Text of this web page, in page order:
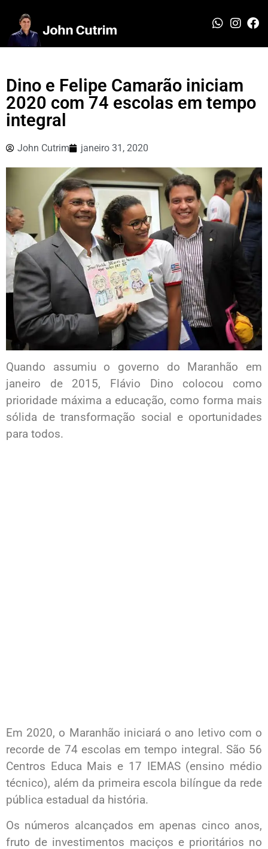
Dino e Felipe Camarão iniciam
2020 com 74 escolas em tempo
integral
John Cutrim janeiro 31, 2020
Quando assumiu o governo do Maranhão em
janeiro de 2015, Flávio Dino colocou como
prioridade máxima a educação, como forma mais
sólida de transformação social e oportunidades
para todos.
Em 2020, o Maranhão iniciará o ano letivo com o
recorde de 74 escolas em tempo integral. São 56
Centros Educa Mais e 17 IEMAS (ensino médio
técnico), além da primeira escola bilíngue da rede
pública estadual da história.
Os números alcançados em apenas cinco anos,
fruto de investimentos maciços e prioritários no